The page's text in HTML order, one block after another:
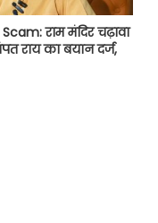
राम मंदिर चढ़ावा
राय का बयान दर्ज,